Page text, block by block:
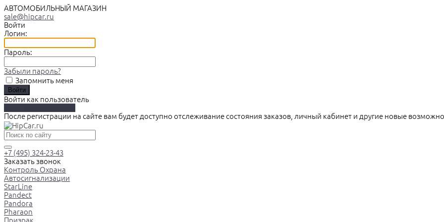
АВТОМОБИЛЬНЫЙ МАГАЗИН
sale@hipcar.ru
Войти
Логин:
Пароль:
Забыли пароль?
Запомнить меня
Войти как пользователь
После регистрации на сайте вам будет доступно отслеживание состояния заказов, личный кабинет и другие новые
+7 (495) 324-23-43
Заказать звонок
Контроль Охрана
Автосигнализации
StarLine
Pandect
Pandora
Pharaon
Призрак